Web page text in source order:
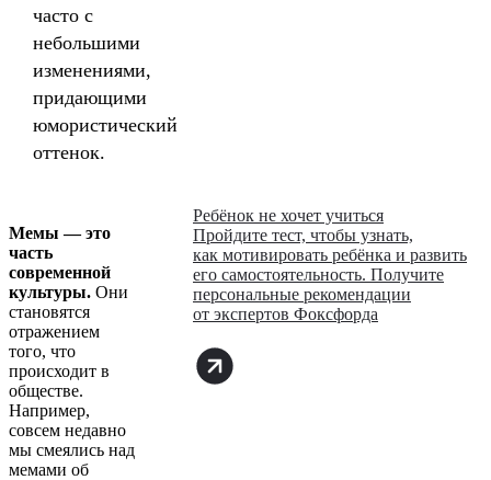
часто с
небольшими
изменениями,
придающими
юмористический
оттенок.
Мемы — это
часть
современной
культуры. Они
становятся
отражением
того, что
происходит в
обществе.
Например,
совсем недавно
мы смеялись над
мемами об
Ребёнок не хочет учиться
Пройдите тест, чтобы узнать,
как мотивировать ребёнка и развить
его самостоятельность. Получите
персональные рекомендации
от экспертов Фоксфорда